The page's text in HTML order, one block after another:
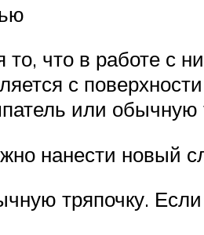
что в работе с
с
или обычную
нанести новый
тряпочку.